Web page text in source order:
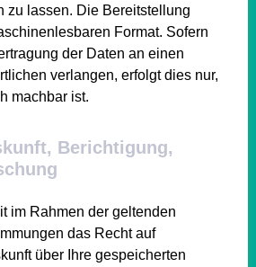
zu lassen. Die Bereitstellung
Format. Sofern
der Daten an einen
verlangen, erfolgt dies nur,
machbar ist.
Berichtigung,
im Rahmen der geltenden
das Recht auf
über Ihre gespeicherten